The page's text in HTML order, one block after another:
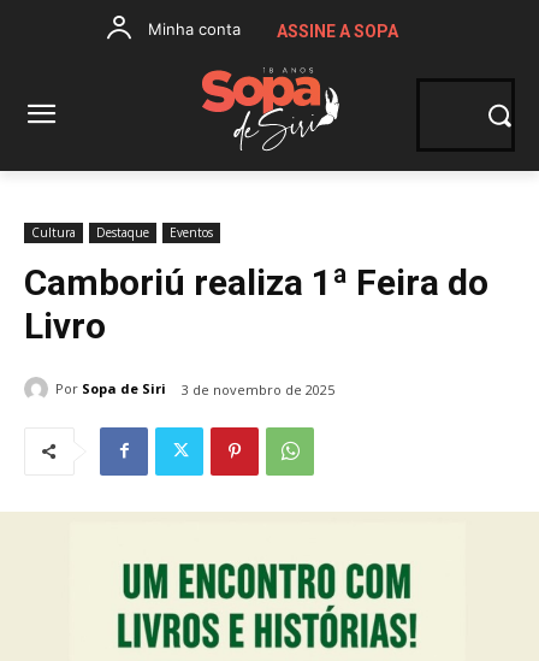
Minha conta ASSINE A SOPA
Cultura Destaque Eventos
Camboriú realiza 1ª Feira do
Livro
Por Sopa de Siri 3 de novembro de 2025